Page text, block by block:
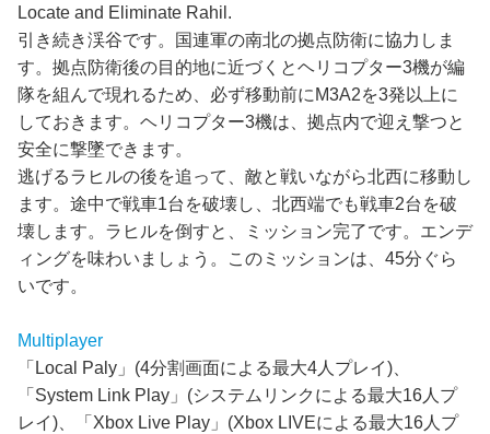
Locate and Eliminate Rahil.
引き続き渓谷です。国連軍の南北の拠点防衛に協力しま
す。拠点防衛後の目的地に近づくとヘリコプター3機が編
隊を組んで現れるため、必ず移動前にM3A2を3発以上に
しておきます。ヘリコプター3機は、拠点内で迎え撃つと
安全に撃墜できます。
逃げるラヒルの後を追って、敵と戦いながら北西に移動し
ます。途中で戦車1台を破壊し、北西端でも戦車2台を破
壊します。ラヒルを倒すと、ミッション完了です。エンデ
ィングを味わいましょう。このミッションは、45分ぐら
いです。
Multiplayer
「Local Paly」(4分割画面による最大4人プレイ)、
「System Link Play」(システムリンクによる最大16人プ
レイ)、「Xbox Live Play」(Xbox LIVEによる最大16人プ